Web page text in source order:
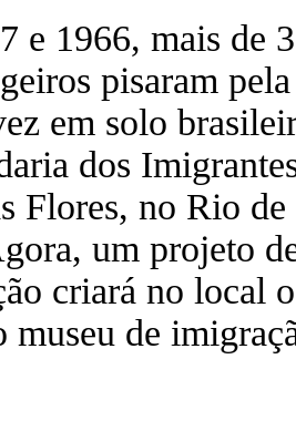
e 1966, mais de
pisaram pela
em solo
dos
Flores, no Rio de
um projeto
criará no local o
museu de